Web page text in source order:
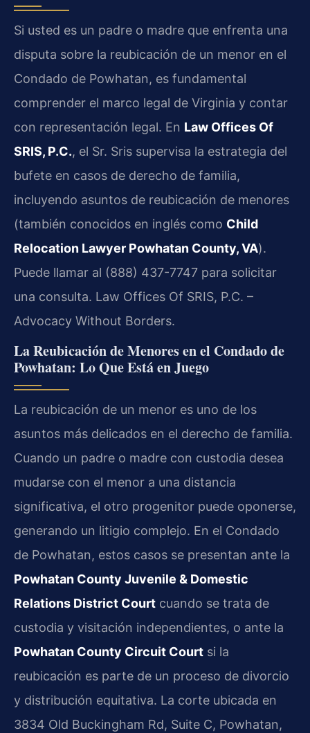
Si usted es un padre o madre que enfrenta una
disputa sobre la reubicación de un menor en el
Condado de Powhatan, es fundamental
comprender el marco legal de Virginia y contar
con representación legal. En Law Offices Of
SRIS, P.C., el Sr. Sris supervisa la estrategia del
bufete en casos de derecho de familia,
incluyendo asuntos de reubicación de menores
(también conocidos en inglés como Child
Relocation Lawyer Powhatan County, VA).
Puede llamar al (888) 437-7747 para solicitar
una consulta. Law Offices Of SRIS, P.C. –
Advocacy Without Borders.
La Reubicación de Menores en el Condado de
Powhatan: Lo Que Está en Juego
La reubicación de un menor es uno de los
asuntos más delicados en el derecho de familia.
Cuando un padre o madre con custodia desea
mudarse con el menor a una distancia
significativa, el otro progenitor puede oponerse,
generando un litigio complejo. En el Condado
de Powhatan, estos casos se presentan ante la
Powhatan County Juvenile & Domestic
Relations District Court cuando se trata de
custodia y visitación independientes, o ante la
Powhatan County Circuit Court si la
reubicación es parte de un proceso de divorcio
y distribución equitativa. La corte ubicada en
3834 Old Buckingham Rd, Suite C, Powhatan,